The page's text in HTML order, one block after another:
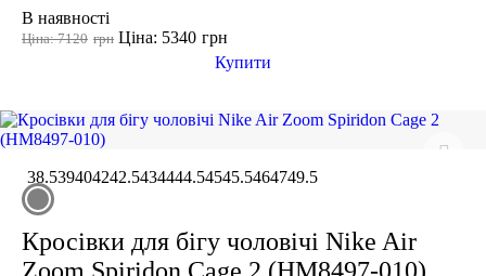
В наявності
грн
Ціна: 7120 грн
Ціна: 5340
Купити
38.539404242.5434444.54545.5464749.5
Кросівки для бігу чоловічі Nike Air
Zoom Spiridon Cage 2 (HM8497-010)